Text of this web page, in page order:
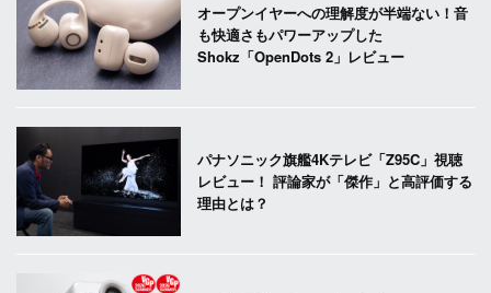
オープンイヤーへの理解度が半端ない！音
も快適さもパワーアップした
Shokz「OpenDots 2」レビュー
パナソニック旗艦4Kテレビ「Z95C」視聴
レビュー！ 評論家が「傑作」と高評価する
理由とは？